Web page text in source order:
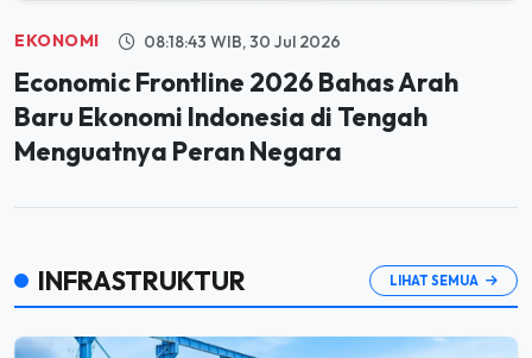
EKONOMI 08:18:43 WIB, 30 Jul 2026
Economic Frontline 2026 Bahas Arah
Baru Ekonomi Indonesia di Tengah
Menguatnya Peran Negara
INFRASTRUKTUR LIHAT SEMUA